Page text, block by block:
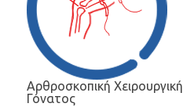
Αρθροσκοπική Χειρουργική
Γόνατος